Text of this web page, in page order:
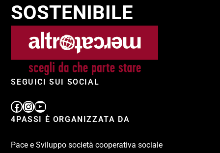
SOSTENIBILE
SEGUICI SUI SOCIAL
4PASSI È ORGANIZZATA DA
Pace e Sviluppo società cooperativa sociale